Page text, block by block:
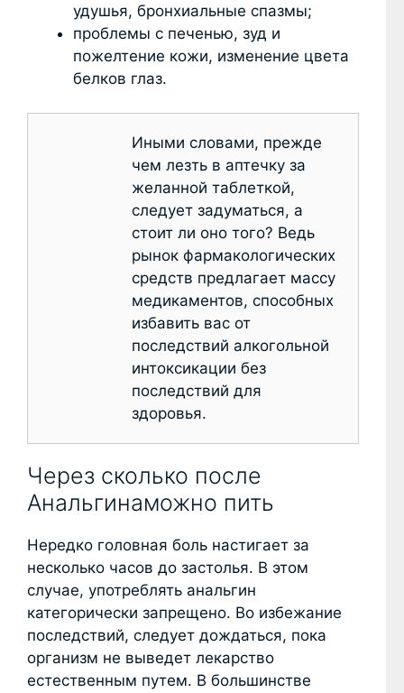
удушья, бронхиальные спазмы;
проблемы с печенью, зуд и
пожелтение кожи, изменение цвета
белков глаз.
Иными словами, прежде
чем лезть в аптечку за
желанной таблеткой,
следует задуматься, а
стоит ли оно того? Ведь
рынок фармакологических
средств предлагает массу
медикаментов, способных
избавить вас от
последствий алкогольной
интоксикации без
последствий для
здоровья.
Через сколько после
Анальгинаможно пить
Нередко головная боль настигает за
несколько часов до застолья. В этом
случае, употреблять анальгин
категорически запрещено. Во избежание
последствий, следует дождаться, пока
организм не выведет лекарство
естественным путем. В большинстве